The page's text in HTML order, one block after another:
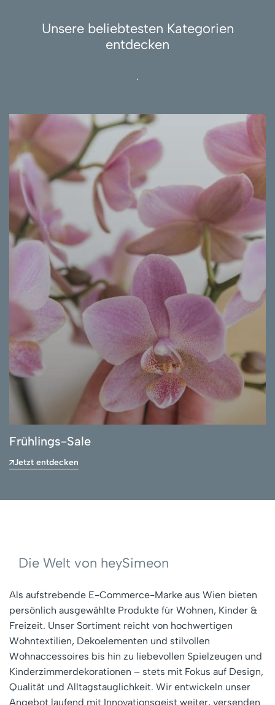
Unsere beliebtesten Kategorien
entdecken
.
Frühlings-Sale
Jetzt entdecken
Die Welt von heySimeon
Als aufstrebende E-Commerce-Marke aus Wien bieten
persönlich ausgewählte Produkte für Wohnen, Kinder &
Freizeit. Unser Sortiment reicht von hochwertigen
Wohntextilien, Dekoelementen und stilvollen
Wohnaccessoires bis hin zu liebevollen Spielzeugen und
Kinderzimmerdekorationen – stets mit Fokus auf Design,
Qualität und Alltagstauglichkeit. Wir entwickeln unser
Angebot laufend mit Innovationsgeist weiter, versenden